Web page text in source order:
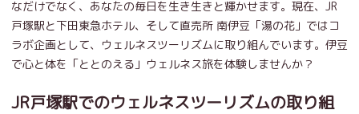
なだけでなく、あなたの毎日を生き生きと輝かせます。現在、JR
戸塚駅と下田東急ホテル、そして直売所 南伊豆「湯の花」ではコ
ラボ企画として、ウェルネスツーリズムに取り組んでいます。伊豆
で心と体を「ととのえる」ウェルネス旅を体験しませんか？
JR戸塚駅でのウェルネスツーリズムの取り組